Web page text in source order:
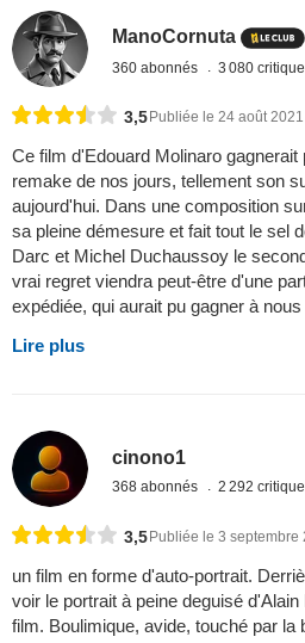
ManoCornuta
360 abonnés 3 080
3,5Publiée le 24 août 2021
Ce film d'Edouard Molinaro
remake de nos jours, tellement son
aujourd'hui. Dans une composition
sa pleine démesure et fait tout le sel
Darc et Michel Duchaussoy le
vrai regret viendra peut-être d'une
expédiée, qui aurait pu gagner à
Lire plus
cinono1
368 abonnés 2 292
3,5 Publiée le 3 septembre
un film en forme d'auto-portrait.
voir le portrait à peine deguisé
film. Boulimique, avide, touché par la